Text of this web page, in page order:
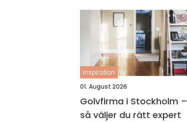
verksamheten
inspiration
01. August 2026
Golvfirma i Stockholm –
så väljer du rätt expert